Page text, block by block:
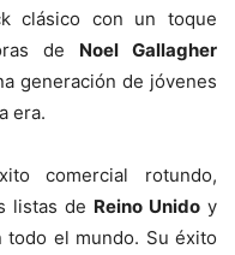
clásico con un toque
de Noel Gallagher
generación de jóvenes
era.
comercial rotundo,
listas de Reino Unido y
el mundo. Su éxito